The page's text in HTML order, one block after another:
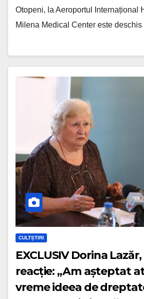
Otopeni, la Aeroportul Internațional
Milena Medical Center este
CULTȘTIRI
EXCLUSIV Dorina
reacție: „Am așteptat
vreme ideea de